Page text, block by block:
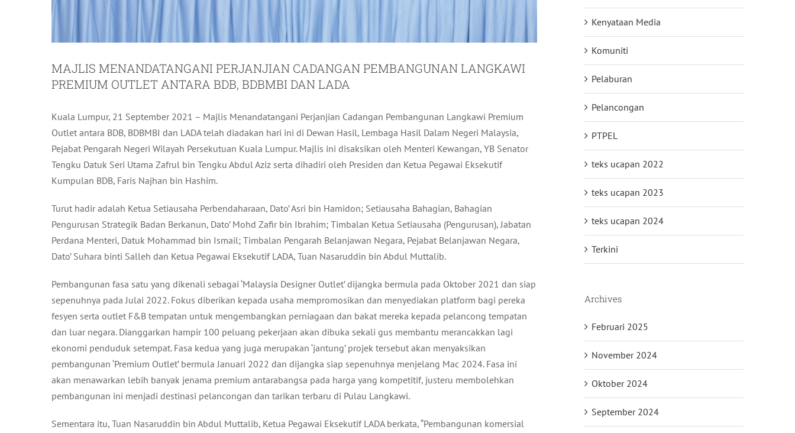
MAJLIS MENANDATANGANI PERJANJIAN CADANGAN PEMBANGUNAN LANGKAWI
PREMIUM OUTLET ANTARA BDB, BDBMBI DAN LADA
Kuala Lumpur, 21 September 2021 – Majlis Menandatangani Perjanjian Cadangan Pembangunan Langkawi Premium
Outlet antara BDB, BDBMBI dan LADA telah diadakan hari ini di Dewan Hasil, Lembaga Hasil Dalam Negeri Malaysia,
Pejabat Pengarah Negeri Wilayah Persekutuan Kuala Lumpur. Majlis ini disaksikan oleh Menteri Kewangan, YB Senator
Tengku Datuk Seri Utama Zafrul bin Tengku Abdul Aziz serta dihadiri oleh Presiden dan Ketua Pegawai Eksekutif
Kumpulan BDB, Faris Najhan bin Hashim.
Turut hadir adalah Ketua Setiausaha Perbendaharaan, Dato’ Asri bin Hamidon; Setiausaha Bahagian, Bahagian
Pengurusan Strategik Badan Berkanun, Dato’ Mohd Zafir bin Ibrahim; Timbalan Ketua Setiausaha (Pengurusan), Jabatan
Perdana Menteri, Datuk Mohammad bin Ismail; Timbalan Pengarah Belanjawan Negara, Pejabat Belanjawan Negara,
Dato’ Suhara binti Salleh dan Ketua Pegawai Eksekutif LADA, Tuan Nasaruddin bin Abdul Muttalib.
Pembangunan fasa satu yang dikenali sebagai ‘Malaysia Designer Outlet’ dijangka bermula pada Oktober 2021 dan siap
sepenuhnya pada Julai 2022. Fokus diberikan kepada usaha mempromosikan dan menyediakan platform bagi pereka
fesyen serta outlet F&B tempatan untuk mengembangkan perniagaan dan bakat mereka kepada pelancong tempatan
dan luar negara. Dianggarkan hampir 100 peluang pekerjaan akan dibuka sekali gus membantu merancakkan lagi
ekonomi penduduk setempat. Fasa kedua yang juga merupakan ‘jantung’ projek tersebut akan menyaksikan
pembangunan ‘Premium Outlet’ bermula Januari 2022 dan dijangka siap sepenuhnya menjelang Mac 2024. Fasa ini
akan menawarkan lebih banyak jenama premium antarabangsa pada harga yang kompetitif, justeru membolehkan
pembangunan ini menjadi destinasi pelancongan dan tarikan terbaru di Pulau Langkawi.
Sementara itu, Tuan Nasaruddin bin Abdul Muttalib, Ketua Pegawai Eksekutif LADA berkata, “Pembangunan komersial
Kenyataan Media
Komuniti
Pelaburan
Pelancongan
PTPEL
teks ucapan 2022
teks ucapan 2023
teks ucapan 2024
Terkini
Archives
Februari 2025
November 2024
Oktober 2024
September 2024